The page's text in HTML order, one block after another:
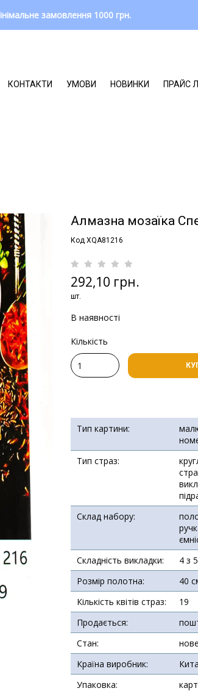
замовлення 1000 грн.
КОНТАКТИ УМОВИ НОВИНКИ ПРАЙС
Алмазна мозаїка
Код XQA81216
292,10 грн.
шт.
В наявності
Кількість
Тип картини:
Тип страз:
Склад набору:
Складність викладки:
4 з
Розмір полотна:
40
Кількість квітів страз:
19
Продається:
Стан:
Країна виробник:
Упаковка: